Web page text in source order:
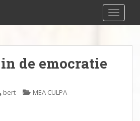
de emocratie
bert MEA CULPA